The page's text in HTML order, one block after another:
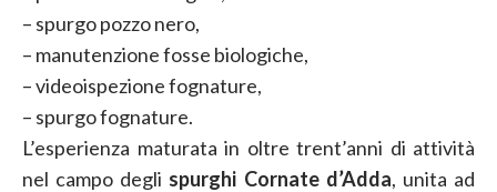
– spurgo pozzo nero,
– manutenzione fosse biologiche,
– videoispezione fognature,
– spurgo fognature.
L’esperienza maturata in oltre trent’anni di attività
nel campo degli spurghi Cornate d’Adda, unita ad